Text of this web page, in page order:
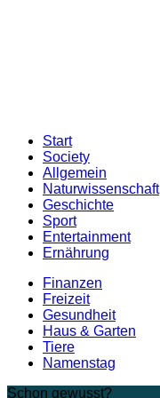
Start
Society
Allgemein
Naturwissenschaft
Geschichte
Sport
Entertainment
Ernährung
Finanzen
Freizeit
Gesundheit
Haus & Garten
Tiere
Namenstag
Schon gewusst?